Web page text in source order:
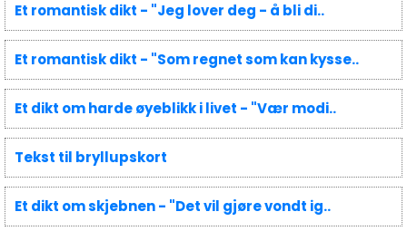
Et romantisk dikt - "Jeg lover deg - å bli di..
Et romantisk dikt - "Som regnet som kan kysse..
Et dikt om harde øyeblikk i livet - "Vær modi..
Tekst til bryllupskort
Et dikt om skjebnen - "Det vil gjøre vondt ig..